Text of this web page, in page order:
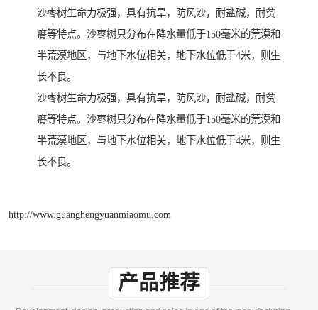
沙枣树生命力极强，具有抗旱，防风沙，耐盐碱，耐贫
瘠等特点。沙枣树只分布在降水量低于150毫米的荒漠和
半荒漠地区，与地下水位相关，地下水位低于4米，则生
长不良。
沙枣树生命力极强，具有抗旱，防风沙，耐盐碱，耐贫
瘠等特点。沙枣树只分布在降水量低于150毫米的荒漠和
半荒漠地区，与地下水位相关，地下水位低于4米，则生
长不良。
http://www.guanghengyuanmiaomu.com
产品推荐